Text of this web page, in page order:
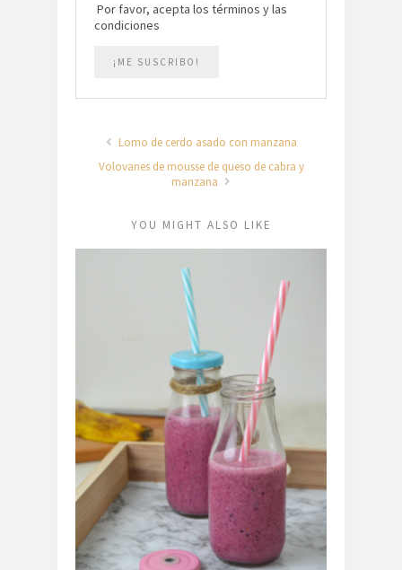
Por favor, acepta los términos y las
condiciones
Lomo de cerdo asado con manzana
Volovanes de mousse de queso de cabra y
manzana
YOU MIGHT ALSO LIKE